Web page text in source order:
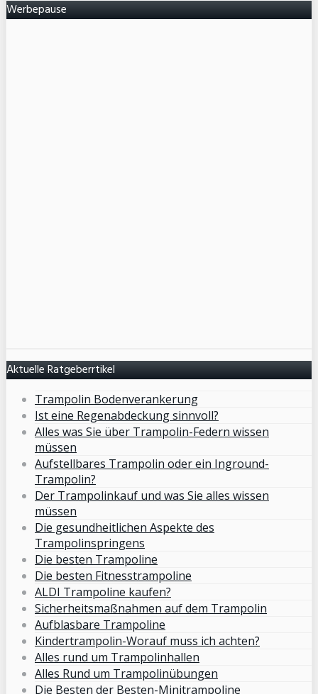
Werbepause
Aktuelle Ratgeberrtikel
Trampolin Bodenverankerung
Ist eine Regenabdeckung sinnvoll?
Alles was Sie über Trampolin-Federn wissen
müssen
Aufstellbares Trampolin oder ein Inground-
Trampolin?
Der Trampolinkauf und was Sie alles wissen
müssen
Die gesundheitlichen Aspekte des
Trampolinspringens
Die besten Trampoline
Die besten Fitnesstrampoline
ALDI Trampoline kaufen?
Sicherheitsmaßnahmen auf dem Trampolin
Aufblasbare Trampoline
Kindertrampolin-Worauf muss ich achten?
Alles rund um Trampolinhallen
Alles Rund um Trampolinübungen
Die Besten der Besten-Minitrampoline